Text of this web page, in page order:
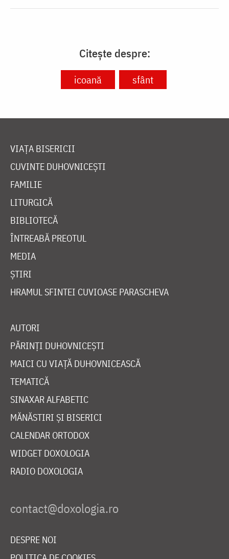
Citește despre:
icoană sfânt
VIAȚA BISERICII
CUVINTE DUHOVNICEȘTI
FAMILIE
LITURGICĂ
BIBLIOTECĂ
ÎNTREABĂ PREOTUL
MEDIA
ȘTIRI
HRAMUL SFINTEI CUVIOASE PARASCHEVA
AUTORI
PĂRINȚI DUHOVNICEȘTI
MAICI CU VIAȚĂ DUHOVNICEASCĂ
TEMATICĂ
SINAXAR ALFABETIC
MĂNĂSTIRI ȘI BISERICI
CALENDAR ORTODOX
WIDGET DOXOLOGIA
RADIO DOXOLOGIA
DESPRE NOI